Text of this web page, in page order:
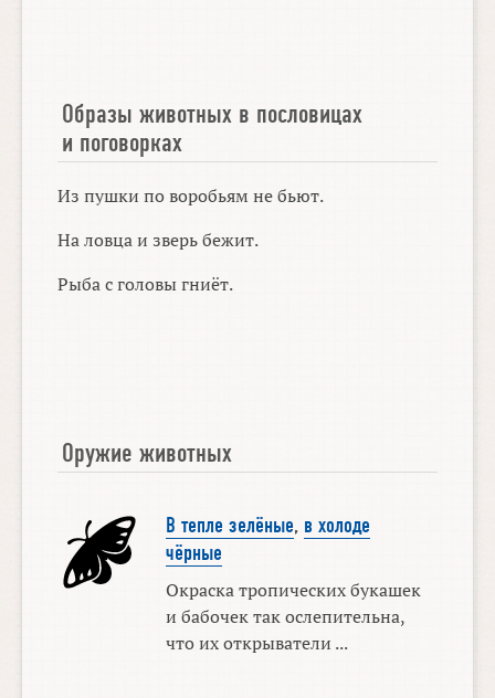
Образы животных в пословицах
и поговорках
Из пушки по воробьям не бьют.
На ловца и зверь бежит.
Рыба с головы гниёт.
Оружие животных
В тепле зелёные, в холоде
чёрные
Окраска тропических букашек
и бабочек так ослепительна,
что их открыватели ...